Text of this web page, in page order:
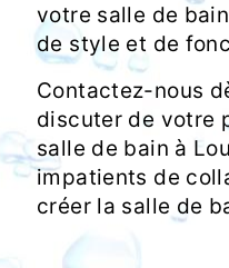
votre salle de
de style et de
Contactez-nous
discuter de votre
salle de bain à
impatients de
créer la salle de